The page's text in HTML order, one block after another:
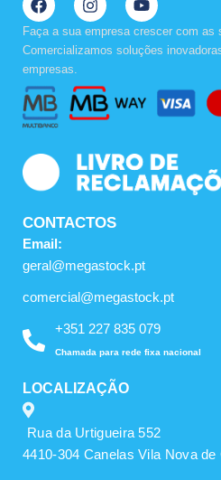
a
c
e
o
o
k
n
s
t
r
a
m
o
u
t
u
e
Faça a sua empresa crescer com as
Comercializamos soluções
empresas.
CONTACTOS
Email:
geral@megastock.pt
comercial@megastock.pt
+351 227 835 079
Chamada para rede fixa nacional
LOCALIZAÇÃO
Rua da Urtigueira 552
4410-304 Canelas Vila Nova de